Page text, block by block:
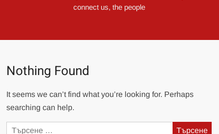
connect us, the people
Nothing Found
It seems we can’t find what you’re looking for. Perhaps
searching can help.
Търсене